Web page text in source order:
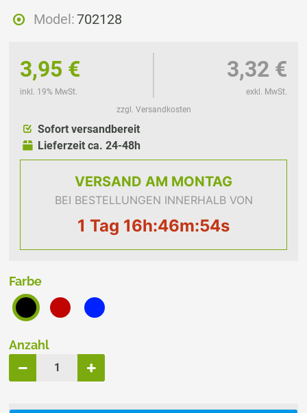
Model:702128
3,95 €
inkl. 19% MwSt.
3,32 €
exkl. MwSt.
zzgl. Versandkosten
Sofort versandbereit
Lieferzeit ca. 24-48h
VERSAND AM MONTAG
BEI BESTELLUNGEN INNERHALB VON
1 Tag 16h:46m:54s
Farbe
Anzahl